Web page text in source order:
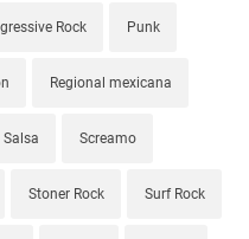
Rock Punk
Regional mexicana
Salsa Screamo
Stoner Rock Surf Rock